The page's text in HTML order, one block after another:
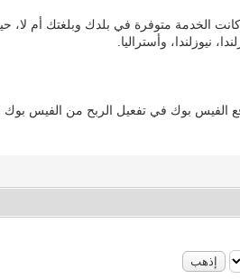
الخدمة متوفرة في بلدك وبلغتك أم لا،
نيوزلندا، وأستراليا.